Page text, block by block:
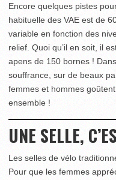
Encore quelques pistes
habituelle des VAE est de
variable en fonction des
relief. Quoi qu’il en soit, il
apens de 150 bornes !
souffrance, sur de beaux
femmes et hommes
ensemble !
UNE SELLE,
Les selles de vélo
Pour que les femmes